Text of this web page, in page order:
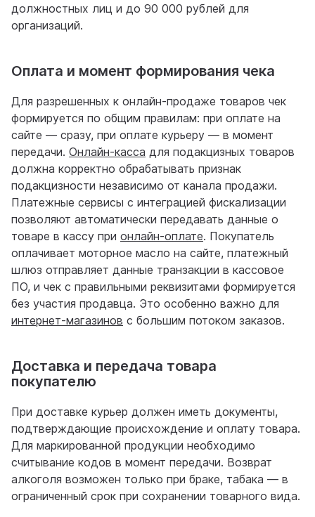
должностных лиц и до 90 000 рублей для
организаций.
Оплата и момент формирования чека
Для разрешенных к онлайн-продаже товаров чек
формируется по общим правилам: при оплате на
сайте — сразу, при оплате курьеру — в момент
передачи. Онлайн-касса для подакцизных товаров
должна корректно обрабатывать признак
подакцизности независимо от канала продажи.
Платежные сервисы с интеграцией фискализации
позволяют автоматически передавать данные о
товаре в кассу при онлайн-оплате. Покупатель
оплачивает моторное масло на сайте, платежный
шлюз отправляет данные транзакции в кассовое
ПО, и чек с правильными реквизитами формируется
без участия продавца. Это особенно важно для
интернет-магазинов с большим потоком заказов.
Доставка и передача товара
покупателю
При доставке курьер должен иметь документы,
подтверждающие происхождение и оплату товара.
Для маркированной продукции необходимо
считывание кодов в момент передачи. Возврат
алкоголя возможен только при браке, табака — в
ограниченный срок при сохранении товарного вида.